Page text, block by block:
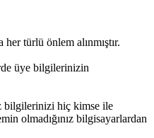
türlü önlem alınmıştır.
üye bilgilerinizin
bilgilerinizi hiç kimse ile
olmadığınız bilgisayarlardan